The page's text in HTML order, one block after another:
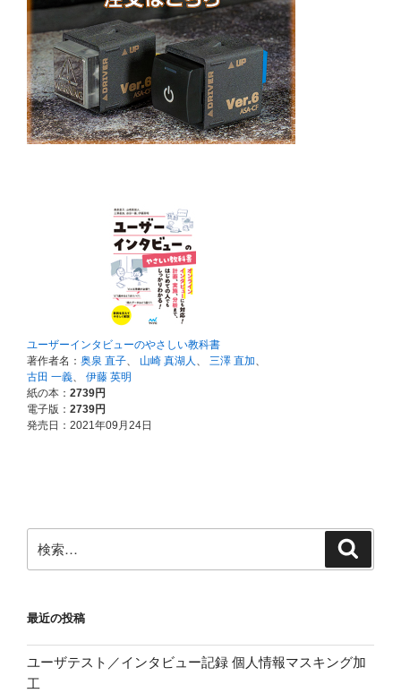
索:
最近の投稿
ユーザテスト／インタビュー記録 個人情報マスキング加
工